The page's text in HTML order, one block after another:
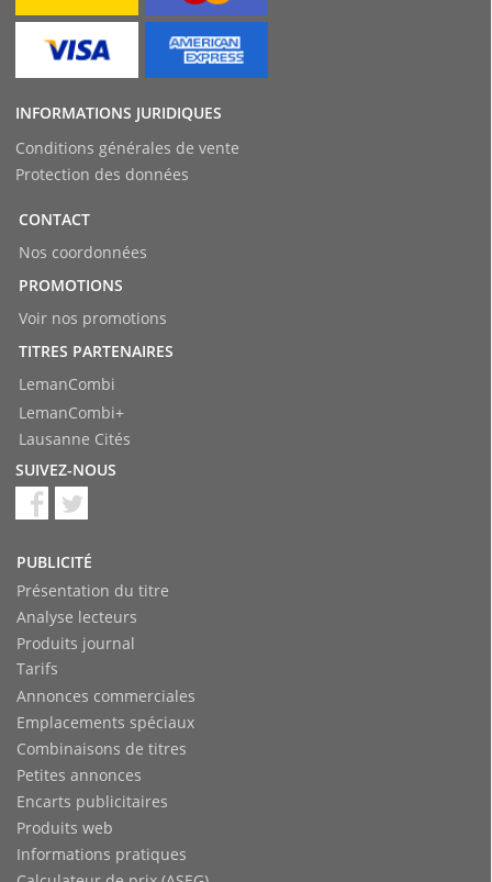
PUBLICITÉ
Présentation du titre
Analyse lecteurs
Produits journal
Tarifs
Annonces commerciales
Emplacements spéciaux
Combinaisons de titres
Petites annonces
Encarts publicitaires
Produits web
Informations pratiques
INFORMATIONS JURIDIQUES
Conditions générales de vente
Protection des données
CONTACT
Nos coordonnées
PROMOTIONS
Voir nos promotions
TITRES PARTENAIRES
LemanCombi
LemanCombi+
Lausanne Cités
SUIVEZ-NOUS